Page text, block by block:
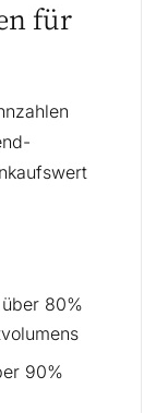
für
80%
90%